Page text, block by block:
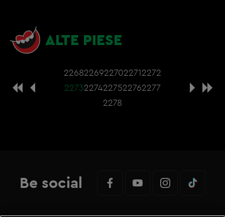
ALTE PIESE
22682269227022712272
22732274227522762277
2278
Be social